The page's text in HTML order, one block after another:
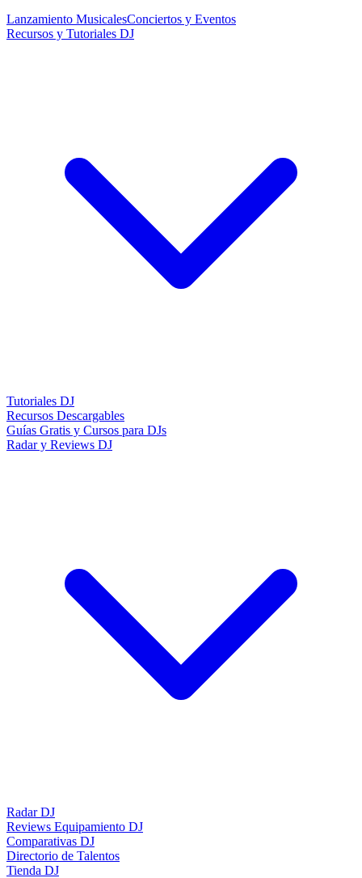
Lanzamiento MusicalesConciertos y Eventos
Recursos y Tutoriales DJ
Tutoriales DJ
Recursos Descargables
Guías Gratis y Cursos para DJs
Radar y Reviews DJ
Radar DJ
Reviews Equipamiento DJ
Comparativas DJ
Directorio de Talentos
Tienda DJ